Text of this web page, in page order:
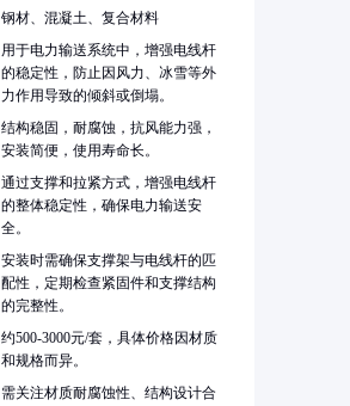
钢材、混凝土、复合材料
用于电力输送系统中，增强电线杆
的稳定性，防止因风力、冰雪等外
力作用导致的倾斜或倒塌。
结构稳固，耐腐蚀，抗风能力强，
安装简便，使用寿命长。
通过支撑和拉紧方式，增强电线杆
的整体稳定性，确保电力输送安
全。
安装时需确保支撑架与电线杆的匹
配性，定期检查紧固件和支撑结构
的完整性。
约500-3000元/套，具体价格因材质
和规格而异。
需关注材质耐腐蚀性、结构设计合